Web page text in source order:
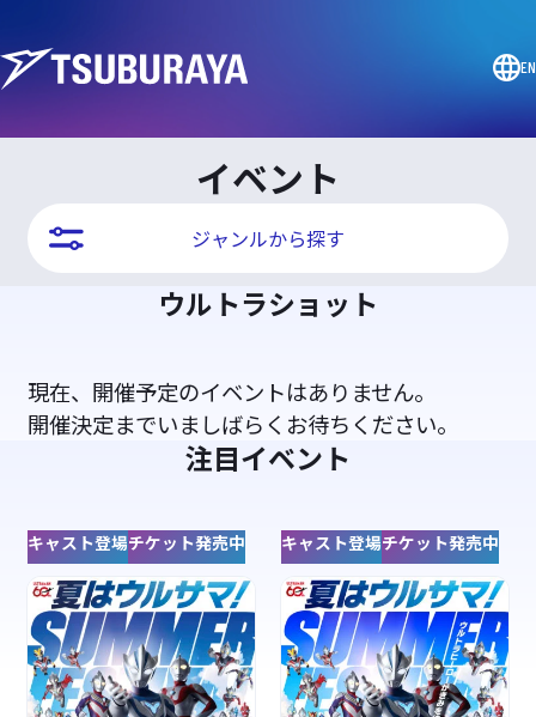
EN
イベント
ジャンルから探す
ウルトラショット
現在、開催予定のイベントはありません。
開催決定までいましばらくお待ちください。
注目イベント
キャスト登場チケット発売中 キャスト登場チケット発売中